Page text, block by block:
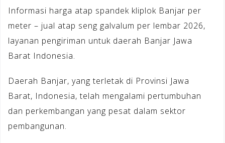
Informasi harga atap spandek kliplok Banjar per
meter – jual atap seng galvalum per lembar 2026,
layanan pengiriman untuk daerah Banjar Jawa
Barat Indonesia.
Daerah Banjar, yang terletak di Provinsi Jawa
Barat, Indonesia, telah mengalami pertumbuhan
dan perkembangan yang pesat dalam sektor
pembangunan.